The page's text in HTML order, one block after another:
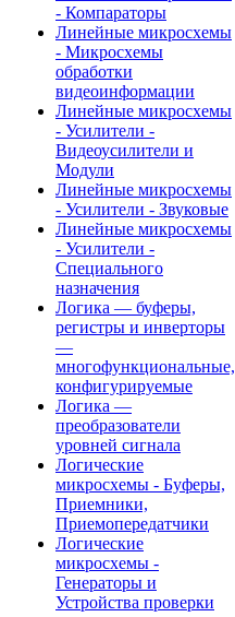
- Компараторы
Линейные микросхемы
- Микросхемы
обработки
видеоинформации
Линейные микросхемы
- Усилители -
Видеоусилители и
Модули
Линейные микросхемы
- Усилители - Звуковые
Линейные микросхемы
- Усилители -
Специального
назначения
Логика — буферы,
регистры и инверторы
—
многофункциональные,
конфигурируемые
Логика —
преобразователи
уровней сигнала
Логические
микросхемы - Буферы,
Приемники,
Приемопередатчики
Логические
микросхемы -
Генераторы и
Устройства проверки